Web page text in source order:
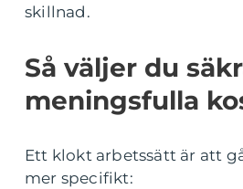
skillnad.
Så väljer du
meningsfulla
Ett klokt arbetssätt är att
mer specifikt: